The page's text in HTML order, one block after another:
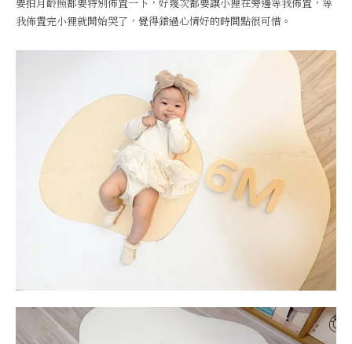
我佈置完小狸就開始哭了，覺得錯過心情好的時間點很可惜。